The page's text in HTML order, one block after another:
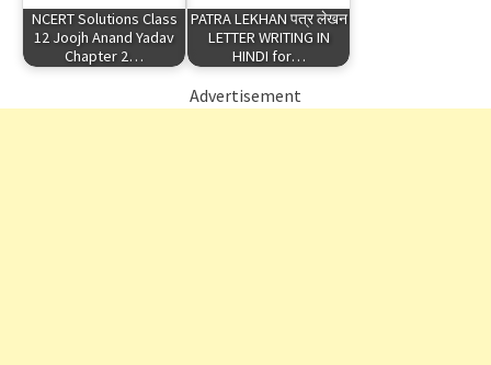
NCERT Solutions Class
12 Joojh Anand Yadav
Chapter 2…
PATRA LEKHAN पत्र लेखन
LETTER WRITING IN
HINDI for…
Advertisement